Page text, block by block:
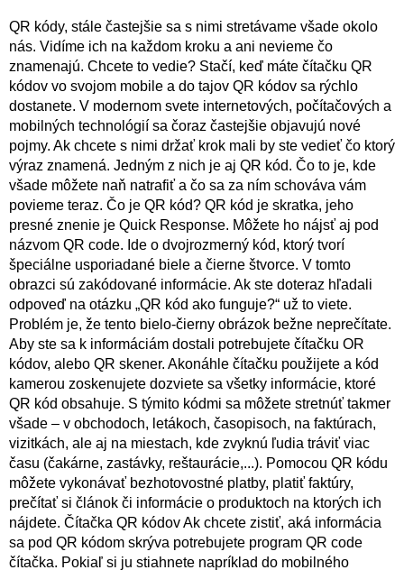
QR kódy, stále častejšie sa s nimi stretávame všade okolo
nás. Vidíme ich na každom kroku a ani nevieme čo
znamenajú. Chcete to vedie? Stačí, keď máte čítačku QR
kódov vo svojom mobile a do tajov QR kódov sa rýchlo
dostanete. V modernom svete internetových, počítačových a
mobilných technológií sa čoraz častejšie objavujú nové
pojmy. Ak chcete s nimi držať krok mali by ste vedieť čo ktorý
výraz znamená. Jedným z nich je aj QR kód. Čo to je, kde
všade môžete naň natrafiť a čo sa za ním schováva vám
povieme teraz. Čo je QR kód? QR kód je skratka, jeho
presné znenie je Quick Response. Môžete ho nájsť aj pod
názvom QR code. Ide o dvojrozmerný kód, ktorý tvorí
špeciálne usporiadané biele a čierne štvorce. V tomto
obrazci sú zakódované informácie. Ak ste doteraz hľadali
odpoveď na otázku „QR kód ako funguje?“ už to viete.
Problém je, že tento bielo-čierny obrázok bežne neprečítate.
Aby ste sa k informáciám dostali potrebujete čítačku OR
kódov, alebo QR skener. Akonáhle čítačku použijete a kód
kamerou zoskenujete dozviete sa všetky informácie, ktoré
QR kód obsahuje. S týmito kódmi sa môžete stretnúť takmer
všade – v obchodoch, letákoch, časopisoch, na faktúrach,
vizitkách, ale aj na miestach, kde zvyknú ľudia tráviť viac
času (čakárne, zastávky, reštaurácie,...). Pomocou QR kódu
môžete vykonávať bezhotovostné platby, platiť faktúry,
prečítať si článok či informácie o produktoch na ktorých ich
nájdete. Čítačka QR kódov Ak chcete zistiť, aká informácia
sa pod QR kódom skrýva potrebujete program QR code
čítačka. Pokiaľ si ju stiahnete napríklad do mobilného